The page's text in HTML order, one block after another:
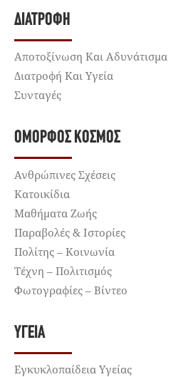
ΔΙΑΤΡΟΦΉ
Αποτοξίνωση Και Αδυνάτισμα
Διατροφή Και Υγεία
Συνταγές
ΌΜΟΡΦΟΣ ΚΌΣΜΟΣ
Ανθρώπινες Σχέσεις
Κατοικίδια
Μαθήματα Ζωής
Παραβολές & Ιστορίες
Πολίτης – Κοινωνία
Τέχνη – Πολιτισμός
Φωτογραφίες – Βίντεο
ΥΓΕΊΑ
Εγκυκλοπαίδεια Υγείας